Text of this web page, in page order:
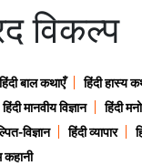
विकल्प
हिंदी बाल कथाएँ हिंदी हास्य
हिंदी मानवीय विज्ञान हिंदी
विज्ञान हिंदी व्यापार
कहानी